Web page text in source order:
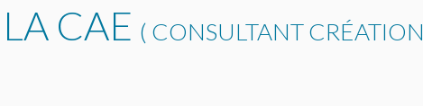
TOUTES LES CATÉGORIES
NONE
CAE ( CONSULTANT CRÉATION